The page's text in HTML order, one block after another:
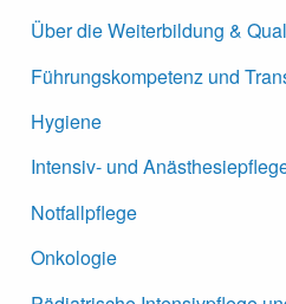
Über die Weiterbildung &
Führungskompetenz und
Hygiene
Intensiv- und
Notfallpflege
Onkologie